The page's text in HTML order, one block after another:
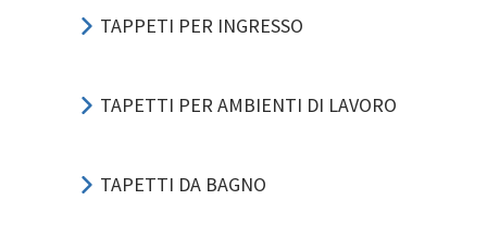
TAPPETI PER INGRESSO
TAPETTI PER AMBIENTI DI LAVORO
TAPETTI DA BAGNO